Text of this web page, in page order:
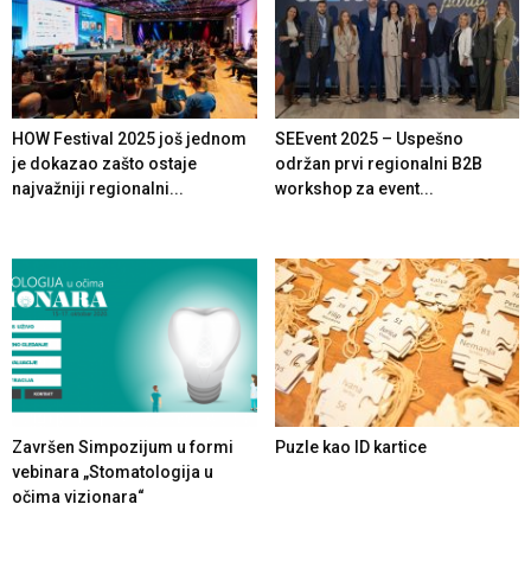
HOW Festival 2025 još jednom
je dokazao zašto ostaje
najvažniji regionalni...
SEEvent 2025 – Uspešno
održan prvi regionalni B2B
workshop za event...
Završen Simpozijum u formi
vebinara „Stomatologija u
očima vizionara“
Puzle kao ID kartice